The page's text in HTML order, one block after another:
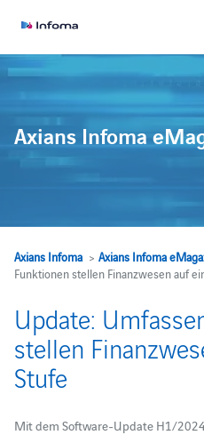
Axians Infoma
Axians Infoma> Axians Infoma
Funktionen stellen Finanzwesen auf
Update:
stellen
Stufe
Mit dem Software-Update H1/